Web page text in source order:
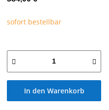
sofort bestellbar
In den Warenkorb